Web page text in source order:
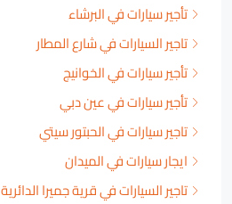
تأجير سيارات في البرشاء
تاجير السيارات في شارع المطار
تأجير سيارات في الخوانيج
تأجير سيارات في عين دبي
تاجير سيارات في الحبتور سيتي
ايجار سيارات في الميدان
تاجير السيارات في قرية جميرا الدائرية